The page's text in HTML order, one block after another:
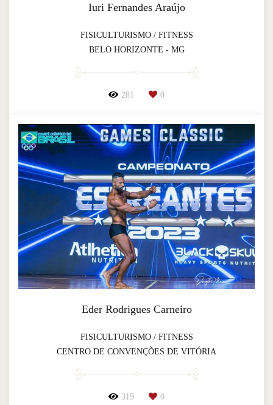
Iuri Fernandes Araújo
FISICULTURISMO / FITNESS
BELO HORIZONTE - MG
281 0
Eder Rodrigues Carneiro
FISICULTURISMO / FITNESS
CENTRO DE CONVENÇÕES DE VITÓRIA
319 0